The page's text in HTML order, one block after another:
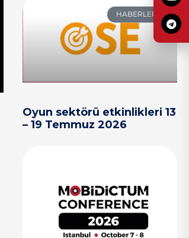
HABERLER
Oyun sektörü etkinlikleri 13
– 19 Temmuz 2026